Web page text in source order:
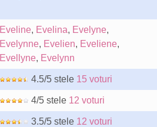
Eveline, Evelina, Evelyne,
Evelynne, Evelien, Eveliene,
Evellyne, Evelynn
4.5/5 stele 15 voturi
4/5 stele 12 voturi
3.5/5 stele 12 voturi